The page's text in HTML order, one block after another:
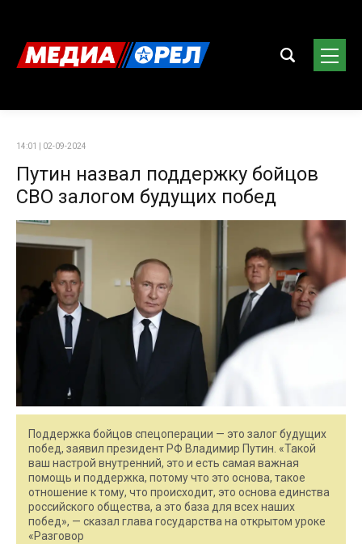
14:01 | 02-09-2024
Путин назвал поддержку бойцов
СВО залогом будущих побед
Поддержка бойцов спецоперации — это залог будущих
побед, заявил президент РФ Владимир Путин. «Такой
ваш настрой внутренний, это и есть самая важная
помощь и поддержка, потому что это основа, такое
отношение к тому, что происходит, это основа единства
российского общества, а это база для всех наших
побед», — сказал глава государства на открытом уроке
«Разговор